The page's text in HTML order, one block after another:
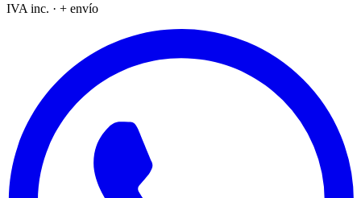
IVA inc. · + envío